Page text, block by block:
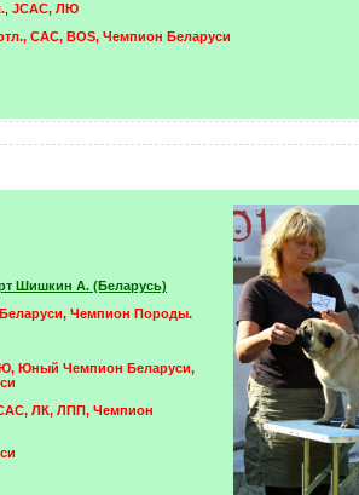
JCAC, ЛЮ
САС, BOS, Чемпион Беларуси
Шишкин А. (Беларусь)
Чемпион Породы.
Юный Чемпион Беларуси,
ЛК, ЛПП, Чемпион